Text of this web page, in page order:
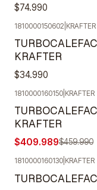
$74.990
Agotado
1810000150602 KRAFTER
KRAFTER
$34.990
1810000160150 KRAFTER
KRAFTER
$409.989$459.990
1810000160130 KRAFTER